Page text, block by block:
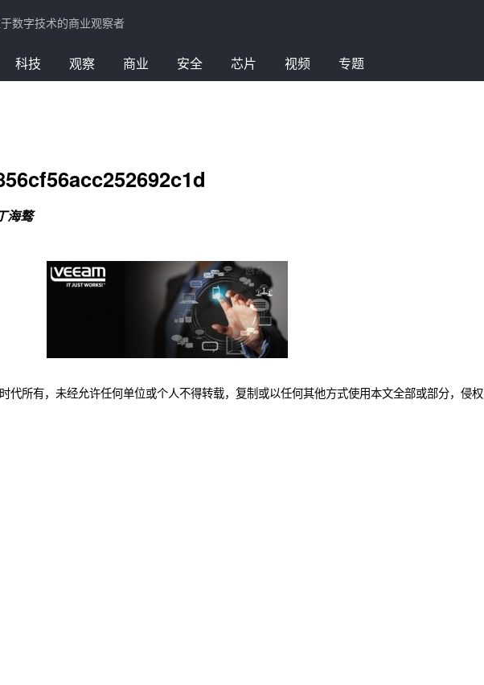
数字技术的商业观察者
科技 观察 商业 安全 芯片 视频 专题
海骜
代所有，未经允许任何单位或个人不得转载，复制或以任何其他方式使用本文全部或部分，侵权